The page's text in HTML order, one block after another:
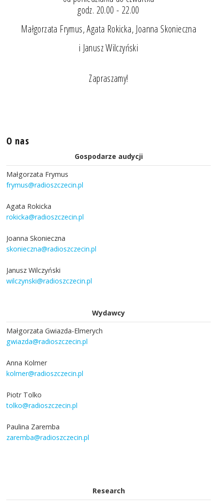
godz. 20.00 - 22.00
Małgorzata Frymus, Agata Rokicka, Joanna Skonieczna
i Janusz Wilczyński
Zapraszamy!
O nas
Gospodarze audycji
Małgorzata Frymus
frymus@radioszczecin.pl
Agata Rokicka
rokicka@radioszczecin.pl
Joanna Skonieczna
skonieczna@radioszczecin.pl
Janusz Wilczyński
wilczynski@radioszczecin.pl
Wydawcy
Małgorzata Gwiazda-Elmerych
gwiazda@radioszczecin.pl
Anna Kolmer
kolmer@radioszczecin.pl
Piotr Tolko
tolko@radioszczecin.pl
Paulina Zaremba
zaremba@radioszczecin.pl
Research